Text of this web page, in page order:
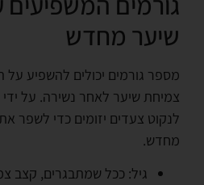
שיער מחדש
מספר גורמים יכולים להשפיע על
צמיחת שיער לאחר נשירה. על ידי
לנקוט צעדים יזומים כדי לשפר
מחדש.
גיל: ככל שמתבגרים, קצב